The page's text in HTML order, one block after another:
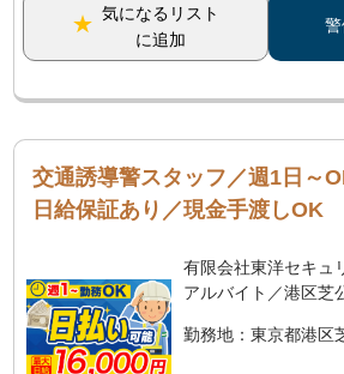
気になるリスト
に追加
交通誘導警スタッフ／週1日～
日給保証あり／現金手渡しOK
有限会社東洋セキュ
アルバイト／港区芝
勤務地：東京都港区